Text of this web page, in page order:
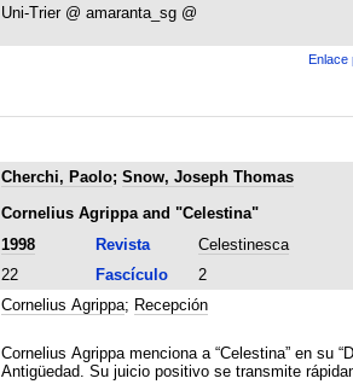
Uni-Trier @ amaranta_sg @
Enlace
Cherchi, Paolo; Snow, Joseph Thomas
Cornelius Agrippa and "Celestina"
1998 Revista
Celestinesca
22 Fascículo
2
Cornelius Agrippa; Recepción
Cornelius Agrippa menciona a “Celestina” en su
Antigüedad. Su juicio positivo se transmite